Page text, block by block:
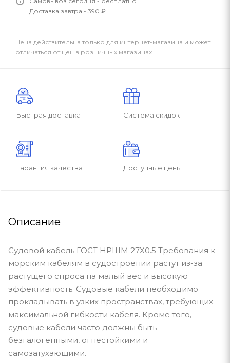
Доставка завтра - 390 ₽
Цена действительна только для интернет-магазина и может
отличаться от цен в розничных магазинах
Быстрая доставка Система скидок
Гарантия качества Доступные цены
Описание
Судовой кабель ГОСТ НРШМ 27Х0.5 Требования к
морским кабелям в судостроении растут из-за
растущего спроса на малый вес и высокую
эффективность. Судовые кабели необходимо
прокладывать в узких пространствах, требующих
максимальной гибкости кабеля. Кроме того,
судовые кабели часто должны быть
безгалогенными, огнестойкими и
самозатухающими.